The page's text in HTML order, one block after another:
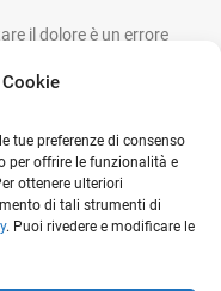
tue preferenze di consenso
per offrire le funzionalità e
ottenere ulteriori
di tali strumenti di
. Puoi rivedere e modificare le
il dolore è un errore
(MB)